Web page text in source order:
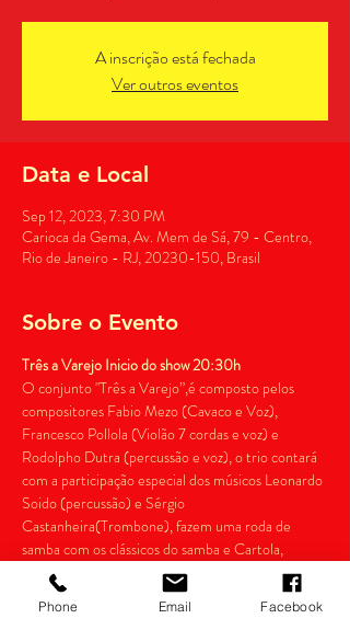
A inscrição está fechada
Ver outros eventos
Data e Local
Sep 12, 2023, 7:30 PM
Carioca da Gema, Av. Mem de Sá, 79 - Centro,
Rio de Janeiro - RJ, 20230-150, Brasil
Sobre o Evento
Três a Varejo Inicio do show 20:30h
O conjunto "Três a Varejo”,é composto pelos
compositores Fabio Mezo (Cavaco e Voz),
Francesco Pollola (Violão 7 cordas e voz) e
Rodolpho Dutra (percussão e voz), o trio contará
com a participação especial dos músicos Leonardo
Soido (percussão) e Sérgio
Castanheira(Trombone), fazem uma roda de
samba com os clássicos do samba e Cartola,
Geraldo Pereira, Chico Buarque, Noel Rosa,
Paulinho da Viola, entre outros. É um samba
como de antigamente! Vale a pena conferir!
Phone Email Facebook